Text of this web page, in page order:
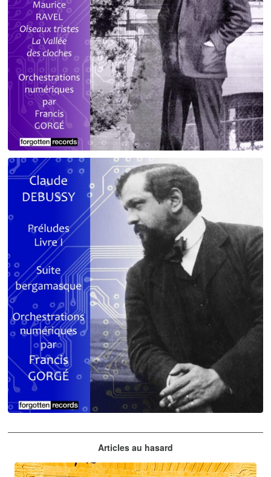
Debussy - Schmitt - Ravel
orchestrations numériques par Francis Gorgé
Articles au hasard